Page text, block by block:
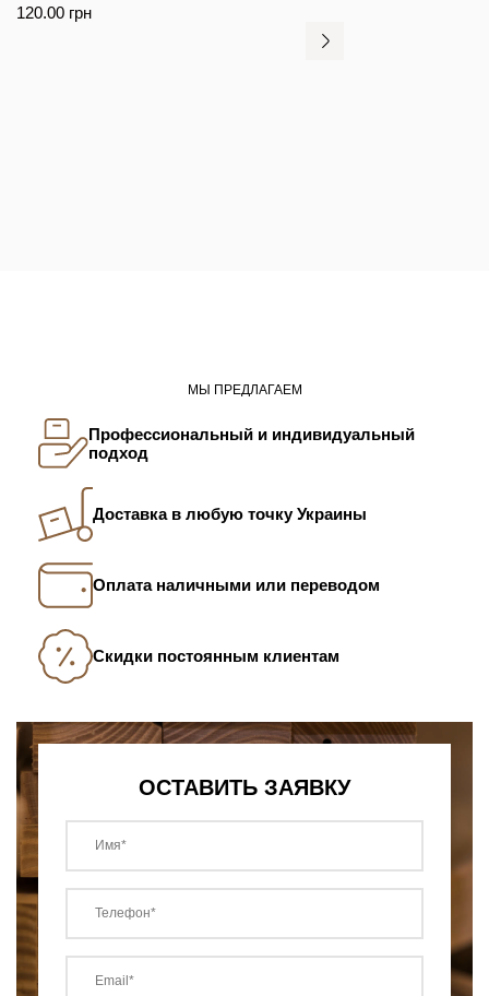
120.00 грн
МЫ ПРЕДЛАГАЕМ
Профессиональный и индивидуальный
подход
Доставка в любую точку Украины
Оплата наличными или переводом
Скидки постоянным клиентам
ОСТАВИТЬ ЗАЯВКУ